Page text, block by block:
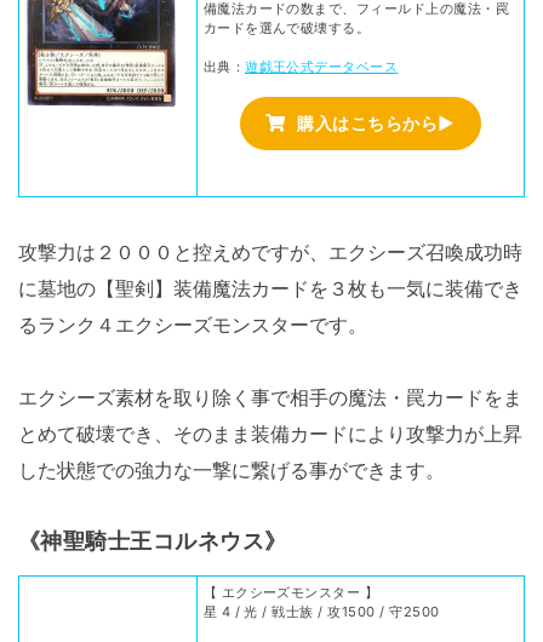
備魔法カードの数まで、フィールド上の魔法・罠
カードを選んで破壊する。
出典：遊戯王公式データベース
購入はこちらから▶
攻撃力は２０００と控えめですが、エクシーズ召喚成功時
に墓地の【聖剣】装備魔法カードを３枚も一気に装備でき
るランク４エクシーズモンスターです。
エクシーズ素材を取り除く事で相手の魔法・罠カードをま
とめて破壊でき、そのまま装備カードにより攻撃力が上昇
した状態での強力な一撃に繋げる事ができます。
《神聖騎士王コルネウス》
【 エクシーズモンスター 】
星 4 / 光 / 戦士族 / 攻1500 / 守2500